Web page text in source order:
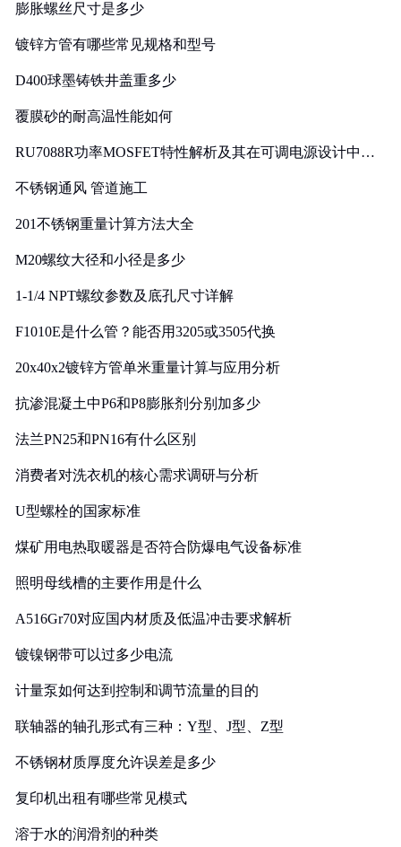
膨胀螺丝尺寸是多少
镀锌方管有哪些常见规格和型号
D400球墨铸铁井盖重多少
覆膜砂的耐高温性能如何
RU7088R功率MOSFET特性解析及其在可调电源设计中的
不锈钢通风 管道施工
201不锈钢重量计算方法大全
M20螺纹大径和小径是多少
1-1/4 NPT螺纹参数及底孔尺寸详解
F1010E是什么管？能否用3205或3505代换
20x40x2镀锌方管单米重量计算与应用分析
抗渗混凝土中P6和P8膨胀剂分别加多少
法兰PN25和PN16有什么区别
消费者对洗衣机的核心需求调研与分析
U型螺栓的国家标准
煤矿用电热取暖器是否符合防爆电气设备标准
照明母线槽的主要作用是什么
A516Gr70对应国内材质及低温冲击要求解析
镀镍钢带可以过多少电流
计量泵如何达到控制和调节流量的目的
联轴器的轴孔形式有三种：Y型、J型、Z型
不锈钢材质厚度允许误差是多少
复印机出租有哪些常见模式
溶于水的润滑剂的种类